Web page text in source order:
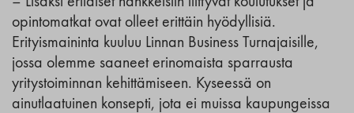
opintomatkat ovat olleet erittäin hyödyllisiä.
Erityismaininta kuuluu Linnan Business Turnajaisille,
jossa olemme saaneet erinomaista sparrausta
yritystoiminnan kehittämiseen. Kyseessä on
ainutlaatuinen konsepti, jota ei muissa kaupungeissa